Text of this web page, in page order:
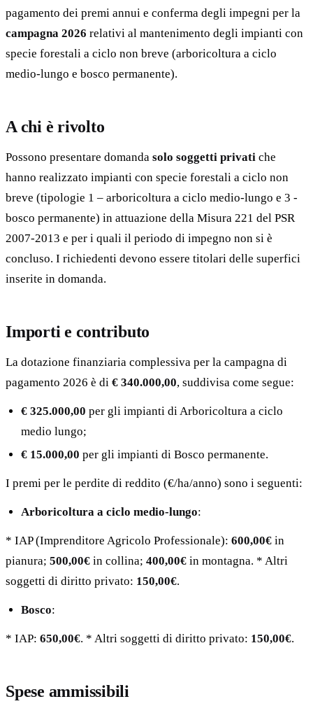
pagamento dei premi annui e conferma degli impegni per la
campagna 2026 relativi al mantenimento degli impianti con
specie forestali a ciclo non breve (arboricoltura a ciclo
medio-lungo e bosco permanente).
A chi è rivolto
Possono presentare domanda solo soggetti privati che
hanno realizzato impianti con specie forestali a ciclo non
breve (tipologie 1 – arboricoltura a ciclo medio-lungo e 3 -
bosco permanente) in attuazione della Misura 221 del PSR
2007-2013 e per i quali il periodo di impegno non si è
concluso. I richiedenti devono essere titolari delle superfici
inserite in domanda.
Importi e contributo
La dotazione finanziaria complessiva per la campagna di
pagamento 2026 è di € 340.000,00, suddivisa come segue:
€ 325.000,00 per gli impianti di Arboricoltura a ciclo
medio lungo;
€ 15.000,00 per gli impianti di Bosco permanente.
I premi per le perdite di reddito (€/ha/anno) sono i seguenti:
Arboricoltura a ciclo medio-lungo:
* IAP (Imprenditore Agricolo Professionale): 600,00€ in
pianura; 500,00€ in collina; 400,00€ in montagna. * Altri
soggetti di diritto privato: 150,00€.
Bosco:
* IAP: 650,00€. * Altri soggetti di diritto privato: 150,00€.
Spese ammissibili